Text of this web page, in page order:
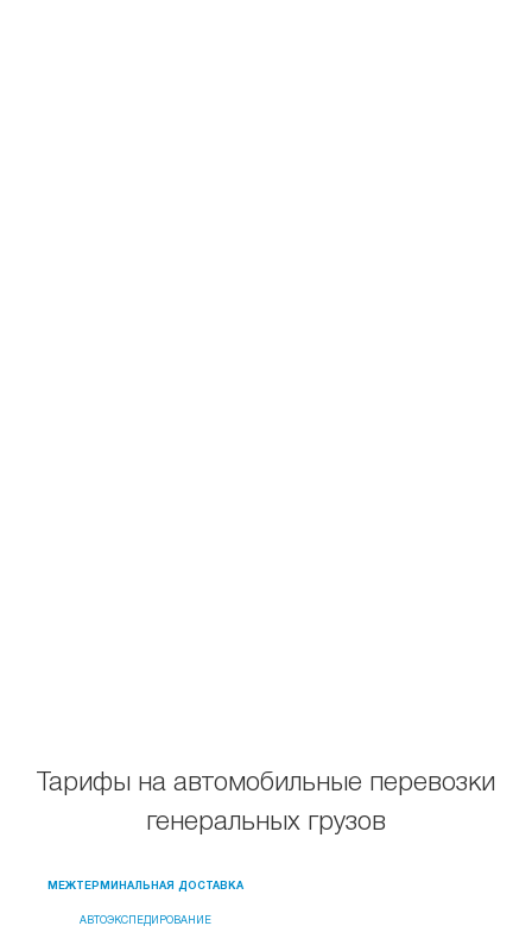
Тарифы на автомобильные перевозки
генеральных грузов
МЕЖТЕРМИНАЛЬНАЯ ДОСТАВКА
АВТОЭКСПЕДИРОВАНИЕ